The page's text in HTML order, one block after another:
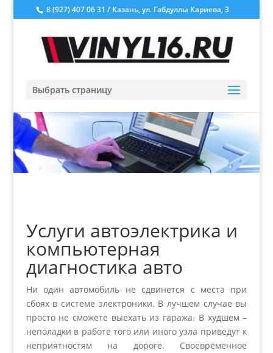
8 (927) 407 06 31 / Казань, ул. Габдуллы Кариева, 3
Выбрать страницу
Услуги автоэлектрика и
компьютерная
диагностика авто
Ни один автомобиль не сдвинется с места при
сбоях в системе электроники. В лучшем случае вы
просто не сможете выехать из гаража. В худшем –
неполадки в работе того или иного узла приведут к
неприятностям на дороге. Своевременное